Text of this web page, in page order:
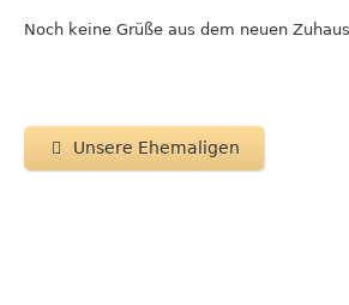
Noch keine Grüße aus dem neuen
Unsere Ehemaligen